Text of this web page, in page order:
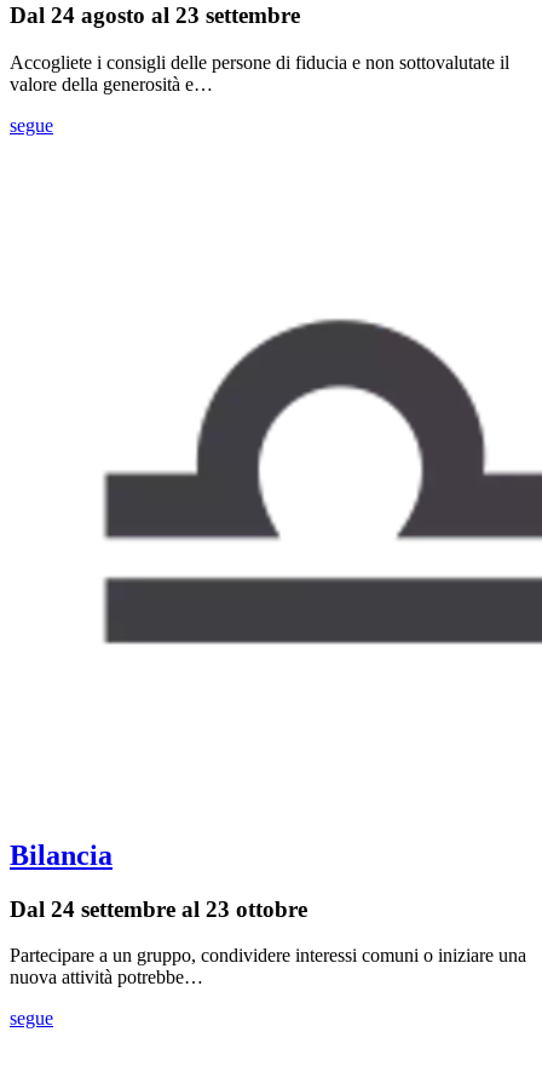
Dal 24 agosto al 23 settembre
Accogliete i consigli delle persone di fiducia e non sottovalutate il
valore della generosità e…
segue
Bilancia
Dal 24 settembre al 23 ottobre
Partecipare a un gruppo, condividere interessi comuni o iniziare una
nuova attività potrebbe…
segue